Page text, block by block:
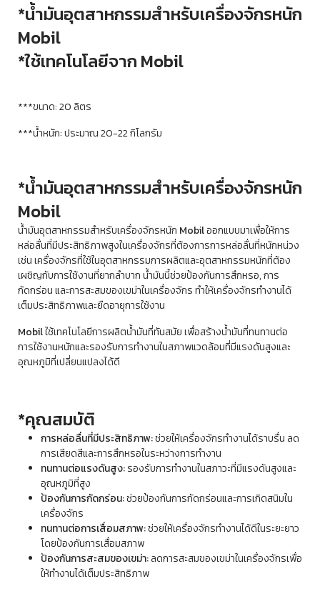
*น้ำมันอุตสาหกรรมสำหรับเครื่องจักรหนัก
Mobil
*ใช้เทคโนโลยีจาก Mobil
***ขนาด: 20 ลิตร
***น้ำหนัก: ประมาณ 20-22 กิโลกรัม
*น้ำมันอุตสาหกรรมสำหรับเครื่องจักรหนัก
Mobil
น้ำมันอุตสาหกรรมสำหรับเครื่องจักรหนัก Mobilออกแบบมาเพื่อให้การ
หล่อลื่นที่มีประสิทธิภาพสูงในเครื่องจักรที่ต้องการการหล่อลื่นที่หนักหน่วง
เช่น เครื่องจักรที่ใช้ในอุตสาหกรรมการผลิตและอุตสาหกรรมหนักที่ต้อง
เผชิญกับการใช้งานที่ยากลำบาก น้ำมันนี้ช่วยป้องกันการสึกหรอ, การ
กัดกร่อน และการสะสมของเขม่าในเครื่องจักร ทำให้เครื่องจักรทำงานได้
เต็มประสิทธิภาพและยืดอายุการใช้งาน
Mobilใช้เทคโนโลยีการผลิตน้ำมันที่ทันสมัย เพื่อสร้างน้ำมันที่ทนทานต่อ
การใช้งานหนักและรองรับการทำงานในสภาพแวดล้อมที่มีแรงดันสูงและ
อุณหภูมิที่เปลี่ยนแปลงได้ดี
*คุณสมบัติ
การหล่อลื่นที่มีประสิทธิภาพ:ช่วยให้เครื่องจักรทำงานได้ราบรื่น ลด
การเสียดสีและการสึกหรอในระหว่างการทำงาน
ทนทานต่อแรงดันสูง:รองรับการทำงานในสภาวะที่มีแรงดันสูงและ
อุณหภูมิที่สูง
ป้องกันการกัดกร่อน:ช่วยป้องกันการกัดกร่อนและการเกิดสนิมใน
เครื่องจักร
ทนทานต่อการเสื่อมสภาพ:ช่วยให้เครื่องจักรทำงานได้ดีในระยะยาว
โดยป้องกันการเสื่อมสภาพ
ป้องกันการสะสมของเขม่า:ลดการสะสมของเขม่าในเครื่องจักรเพื่อ
ให้ทำงานได้เต็มประสิทธิภาพ